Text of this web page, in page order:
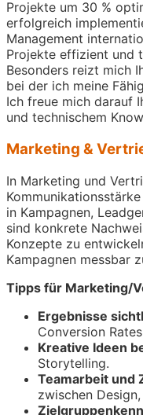
Projekte um 30 %
erfolgreich
Management
Projekte effizient und
Besonders reizt mich
bei der ich meine
Ich freue mich darauf
und technischem
Marketing &
In Marketing und
in Kampagnen,
sind konkrete
Konzepte zu
Kampagnen messbar
Tipps für Marketing/
Ergebnisse
Conversion
Kreative Ideen
Storytelling.
Teamarbeit und
zwischen